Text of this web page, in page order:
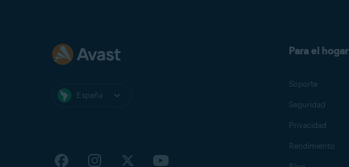
España
Para el hogar
Soporte
Seguridad
Privacidad
Rendimiento